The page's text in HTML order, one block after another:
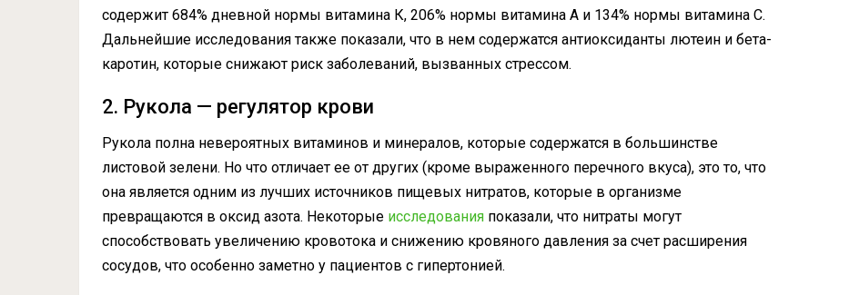
содержит 684% дневной нормы витамина К, 206% нормы витамина А и 134% нормы витамина С.
Дальнейшие исследования также показали, что в нем содержатся антиоксиданты лютеин и бета-
каротин, которые снижают риск заболеваний, вызванных стрессом.
2. Рукола — регулятор крови
Рукола полна невероятных витаминов и минералов, которые содержатся в большинстве
листовой зелени. Но что отличает ее от других (кроме выраженного перечного вкуса), это то, что
она является одним из лучших источников пищевых нитратов, которые в организме
превращаются в оксид азота. Некоторые исследования показали, что нитраты могут
способствовать увеличению кровотока и снижению кровяного давления за счет расширения
сосудов, что особенно заметно у пациентов с гипертонией.